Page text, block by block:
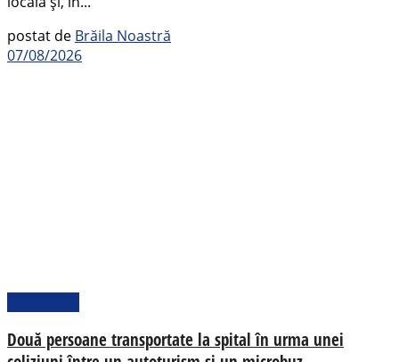
postat de Brăila Noastră
07/08/2026
Două persoane transportate la spital în urma unei